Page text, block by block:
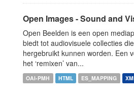
Open Images - Sound and
Open Beelden is een open
biedt tot audiovisuele collecties
hergebruikt kunnen worden. Een
het ‘remixen’ van...
OAI-PMH HTML ES_MAPPING